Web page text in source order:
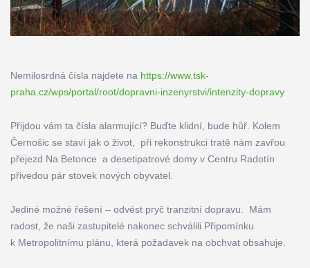
Nemilosrdná čísla najdete na https://www.tsk-
praha.cz/wps/portal/root/dopravni-inzenyrstvi/intenzity-dopravy
Přijdou vám ta čísla alarmující? Buďte klidní, bude hůř. Kolem
Černošic se staví jak o život, při rekonstrukci tratě nám zavřou
přejezd Na Betonce a desetipatrové domy v Centru Radotín
přivedou pár stovek nových obyvatel.
Jediné možné řešení – odvést pryč tranzitní dopravu. Mám
radost, že naši zastupitelé nakonec schválili Připomínku
k Metropolitnímu plánu, která požadavek na obchvat obsahuje.